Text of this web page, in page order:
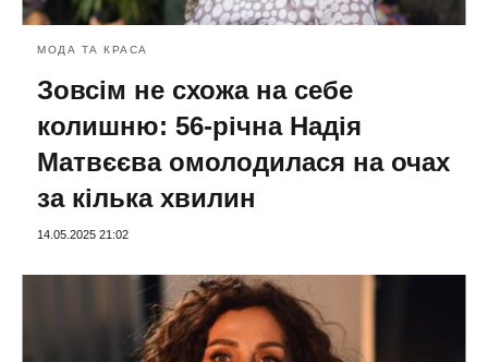
МОДА ТА КРАСА
Зовсім не схожа на себе
колишню: 56-річна Надія
Матвєєва омолодилася на очах
за кілька хвилин
14.05.2025 21:02